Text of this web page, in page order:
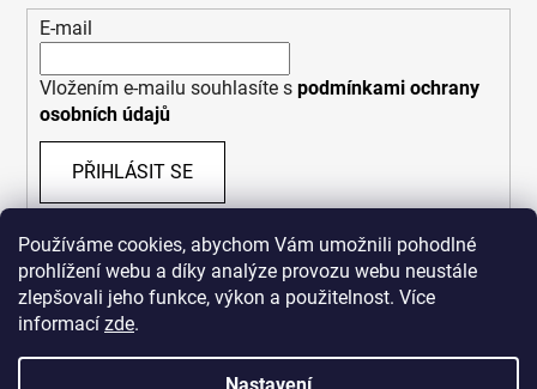
Používáme cookies, abychom Vám umožnili pohodlné
prohlížení webu a díky analýze provozu webu neustále
zlepšovali jeho funkce, výkon a použitelnost. Více
informací zde.
E-mail
Vložením e-mailu souhlasíte s podmínkami ochrany
osobních údajů
PŘIHLÁSIT SE